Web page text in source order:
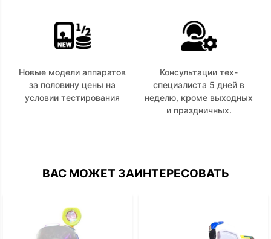
Новые модели аппаратов
за половину цены на
условии тестирования
Консультации тех-
специалиста 5 дней в
неделю, кроме выходных
и праздничных.
ВАС МОЖЕТ ЗАИНТЕРЕСОВАТЬ